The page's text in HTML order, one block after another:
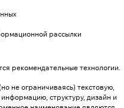
рассылки
рекомендательные технологии.
не ограничиваясь) текстовую,
структуру, дизайн и